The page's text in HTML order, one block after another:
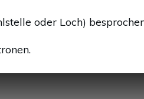
oder Loch)